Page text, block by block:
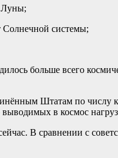
Луны;
системы;
больше всего
Штатам по числу
в космос
сейчас. В сравнении с